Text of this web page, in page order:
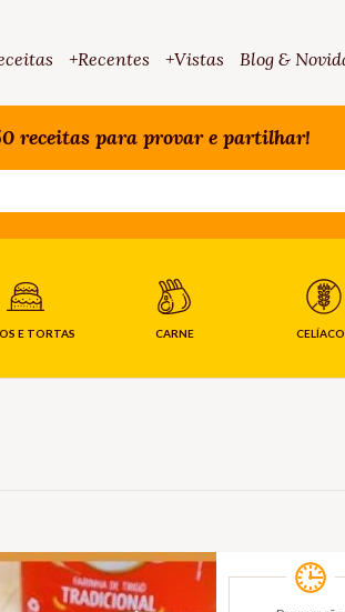
+Recentes +Vistas Blog &
receitas para provar e partilhar!
E TORTAS CARNE